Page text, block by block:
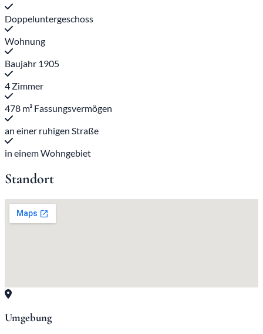
Doppeluntergeschoss
Wohnung
Baujahr 1905
4 Zimmer
478 m³ Fassungsvermögen
an einer ruhigen Straße
in einem Wohngebiet
Standort
Umgebung